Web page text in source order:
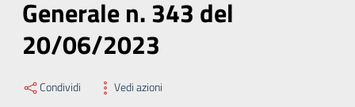
Generale n. 343 del
20/06/2023
Condividi Vedi azioni